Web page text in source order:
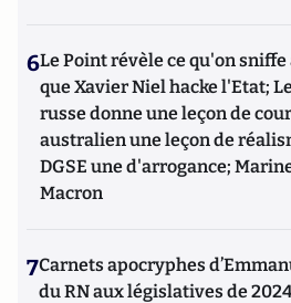
6Le Point révèle ce qu'on
que Xavier Niel hacke l'Etat;
russe donne une leçon de
australien une leçon de
DGSE une d'arrogance;
Macron
7Carnets apocryphes
du RN aux législatives de